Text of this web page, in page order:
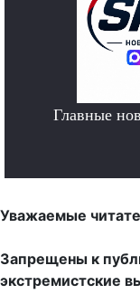
Главные
Уважаемые
Запрещены к
экстремистские